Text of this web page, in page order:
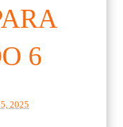
6
2025